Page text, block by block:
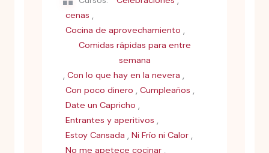
cenas ,
Cocina de aprovechamiento ,
Comidas rápidas para entre
semana
, Con lo que hay en la nevera ,
Con poco dinero , Cumpleaños ,
Date un Capricho ,
Entrantes y aperitivos ,
Estoy Cansada , Ni Frío ni Calor ,
No me apetece cocinar